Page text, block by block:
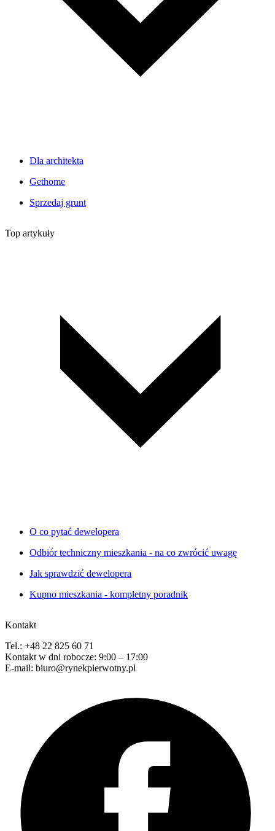
Dla architekta
Gethome
Sprzedaj grunt
Top artykuły
O co pytać dewelopera
Odbiór techniczny mieszkania - na co zwrócić uwagę
Jak sprawdzić dewelopera
Kupno mieszkania - kompletny poradnik
Kontakt
Tel.: +48 22 825 60 71
Kontakt w dni robocze: 9:00 – 17:00
E-mail: biuro@rynekpierwotny.pl